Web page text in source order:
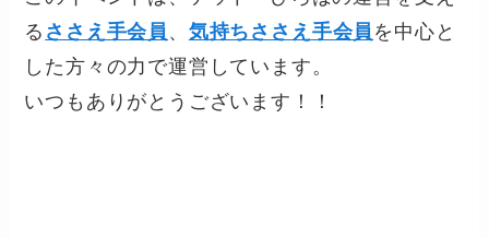
る ささえ手会員 、 気持ちささえ手会員 を中心と
した方々の力で運営しています。
いつもありがとうございます！！